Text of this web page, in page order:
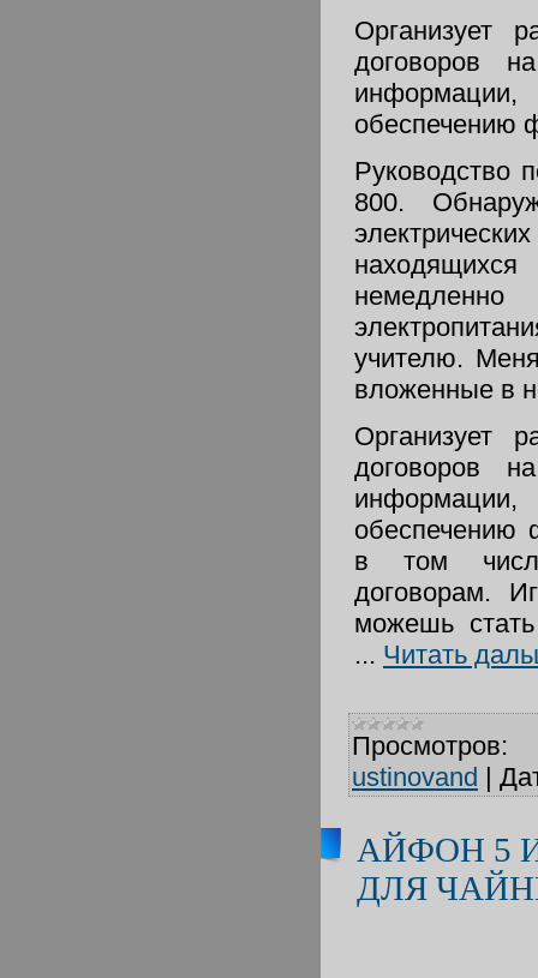
Организует
договоров
обеспечению
Руководство
800.
немедленно
учителю.
вложенные в
Организует
договоров
обеспечению
в том
договорам.
можешь
... Читать
Просмотров:
ustinovand |
АЙФОН 5
ДЛЯ